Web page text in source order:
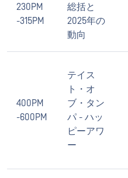
230PM
-315PM
総括と
2025年の
動向
400PM
-600PM
テイス
ト・オ
ブ・タン
パ - ハッ
ピーアワ
ー